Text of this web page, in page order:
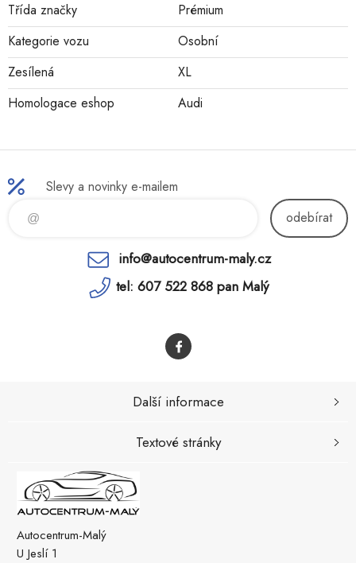
Třída značky
Prémium
Kategorie vozu
Osobní
Zesílená
XL
Homologace eshop
Audi
Slevy a novinky e-mailem
odebírat
info@autocentrum-maly.cz
tel: 607 522 868 pan Malý
Autocentrum-Malý
U Jeslí 1
Další informace
Textové stránky